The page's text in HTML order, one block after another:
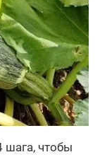
шага, чтобы